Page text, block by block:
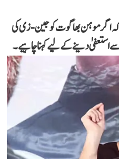
کہ اگر موہن بھاگوت کو جین-زی کی
استعفیٰ دینے کے لیے کہنا چاہیے۔